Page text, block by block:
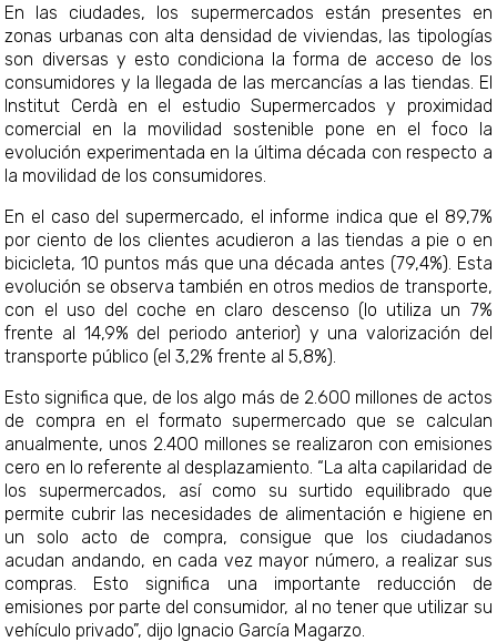
En las ciudades, los supermercados están presentes en
zonas urbanas con alta densidad de viviendas, las tipologías
son diversas y esto condiciona la forma de acceso de los
consumidores y la llegada de las mercancías a las tiendas. El
Institut Cerdà en el estudio Supermercados y proximidad
comercial en la movilidad sostenible pone en el foco la
evolución experimentada en la última década con respecto a
la movilidad de los consumidores.
En el caso del supermercado, el informe indica que el 89,7%
por ciento de los clientes acudieron a las tiendas a pie o en
bicicleta, 10 puntos más que una década antes (79,4%). Esta
evolución se observa también en otros medios de transporte,
con el uso del coche en claro descenso (lo utiliza un 7%
frente al 14,9% del periodo anterior) y una valorización del
transporte público (el 3,2% frente al 5,8%).
Esto significa que, de los algo más de 2.600 millones de actos
de compra en el formato supermercado que se calculan
anualmente, unos 2.400 millones se realizaron con emisiones
cero en lo referente al desplazamiento. “La alta capilaridad de
los supermercados, así como su surtido equilibrado que
permite cubrir las necesidades de alimentación e higiene en
un solo acto de compra, consigue que los ciudadanos
acudan andando, en cada vez mayor número, a realizar sus
compras. Esto significa una importante reducción de
emisiones por parte del consumidor, al no tener que utilizar su
vehículo privado”, dijo Ignacio García Magarzo.